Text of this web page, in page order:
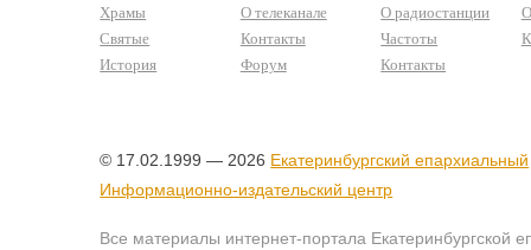
Храмы
Святые
История
О телеканале
Контакты
Форум
О радиостанции
Частоты
Контакты
© 17.02.1999 — 2026 Екатеринбургский епархиальный
Информационно-издательский центр
Все материалы интернет-портала Екатеринбургской